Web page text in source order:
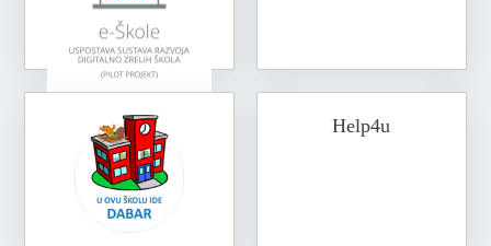
Help4u